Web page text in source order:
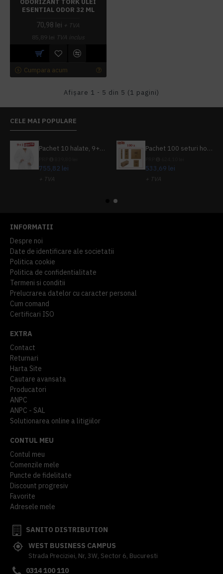
ODORIZANT TORK ULEI
ESENTIAL ODOR 32 ML
70,98 lei + TVA
85,89 lei TVA inclus
Cumpara acum
Afişare 1 - 5 din 5 (1 pagini)
CELE MAI POPULARE
Pachet 10 halate, 9+1 gratuit
755,82 lei
+ TVA
Pachet 100 seturi hoteliere, set dentar, set barbierit, casca de dus, pila unghii, set cusut
533,69 lei
+ TVA
INFORMATII
Despre noi
Date de identificare ale societatii
Politica cookie
Politica de confidentialitate
Termeni si conditii
Prelucrarea datelor cu caracter personal
Cum comand
Certificari ISO
EXTRA
Contact
Returnari
Harta Site
Cautare avansata
Producatori
ANPC
ANPC - SAL
Solutionarea online a litigiilor
CONTUL MEU
Contul meu
Comenzile mele
Puncte de fidelitate
Discount progresiv
Favorite
Adresele mele
SANITO DISTRIBUTION
WEST BUSINESS CAMPUS
Strada Preciziei, Nr, 3W, Sector 6, Bucuresti
0314 100 110